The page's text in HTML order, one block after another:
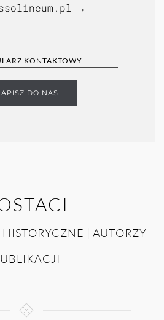
→
KONTAKTOWY
DO NAS
| AUTORZY